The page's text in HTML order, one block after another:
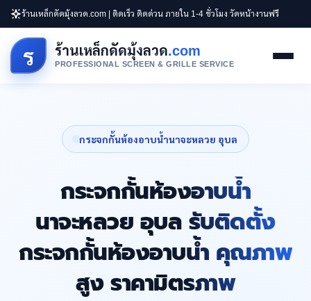
ร้านเหล็กดัดมุ้งลวด.com | ติดเร็ว ติดด่วน ภายใน 1-4 ชั่วโมง วัดหน้างานฟรี
ร ร้านเหล็กดัดมุ้งลวด.com
PROFESSIONAL SCREEN & GRILLE SERVICE
กระจกกั้นห้องอาบน้ำนาจะหลวย อุบล
กระจกกั้นห้องอาบน้ำ
นาจะหลวย อุบล รับติดตั้ง
กระจกกั้นห้องอาบน้ำ คุณภาพ
สูง ราคามิตรภาพ